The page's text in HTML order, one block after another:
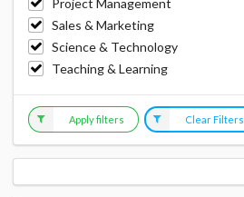
Project Management
Sales & Marketing
Science & Technology
Teaching & Learning
Apply filters Clear Filters